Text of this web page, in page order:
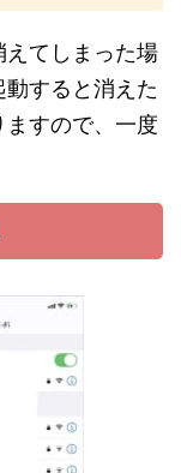
えてしまった場
すると消えた
すので、一度